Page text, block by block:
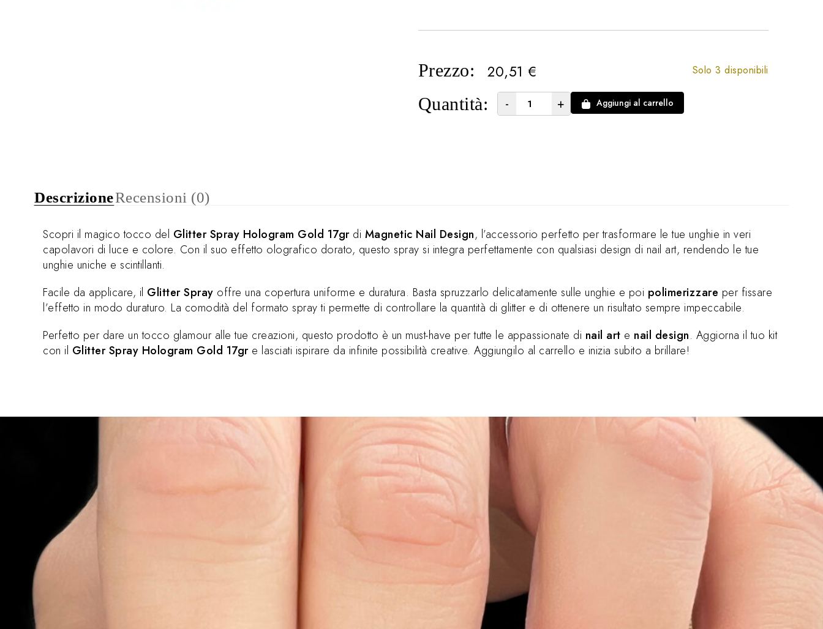
Prezzo: 20,51€ Solo 3 disponibili
Quantità: - + Aggiungi al carrello
DescrizioneRecensioni (0)
Scopri il magico tocco del Glitter Spray Hologram Gold 17grdi Magnetic Nail Design, l’accessorio perfetto per trasformare le tue unghie in veri
capolavori di luce e colore. Con il suo effetto olografico dorato, questo spray si integra perfettamente con qualsiasi design di nail art, rendendo le tue
unghie uniche e scintillanti.
Facile da applicare, il Glitter Spray offre una copertura uniforme e duratura. Basta spruzzarlo delicatamente sulle unghie e poi polimerizzare per fissare
l’effetto in modo duraturo. La comodità del formato spray ti permette di controllare la quantità di glitter e di ottenere un risultato sempre impeccabile.
Perfetto per dare un tocco glamour alle tue creazioni, questo prodotto è un must-have per tutte le appassionate di nail art e nail design. Aggiorna il tuo kit
con il Glitter Spray Hologram Gold 17gre lasciati ispirare da infinite possibilità creative. Aggiungilo al carrello e inizia subito a brillare!